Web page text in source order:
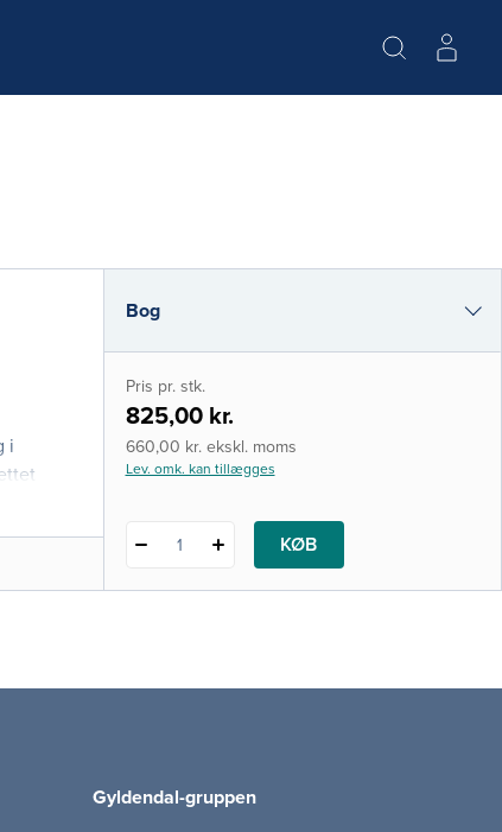
i
Bog
e-bog
i-bog
Pris pr. stk.
825,00 kr.
660,00 kr. ekskl. moms
Lev. omk. kan tillægges
1 KØB
Gyldendal-gruppen